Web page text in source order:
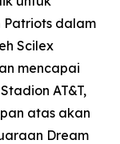
Patriots dalam
Scilex
mencapai
AT&T,
atas akan
Dream